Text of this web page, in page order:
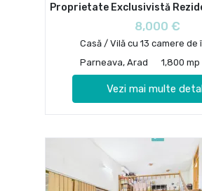
Proprietate Exclusivistă
8,000 €
Casă / Vilă cu 13 camere de
Parneava, Arad
1,800 mp
Vezi mai multe